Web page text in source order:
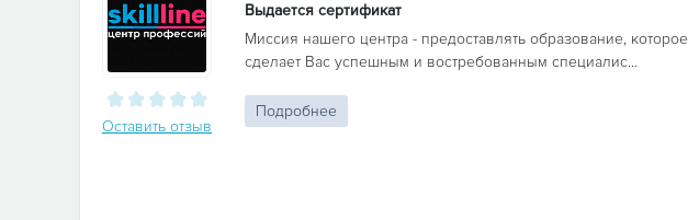
Оставить отзыв
Выдается сертификат
Миссия нашего центра - предоставлять образование, которое
сделает Вас успешным и востребованным специалис...
Подробнее